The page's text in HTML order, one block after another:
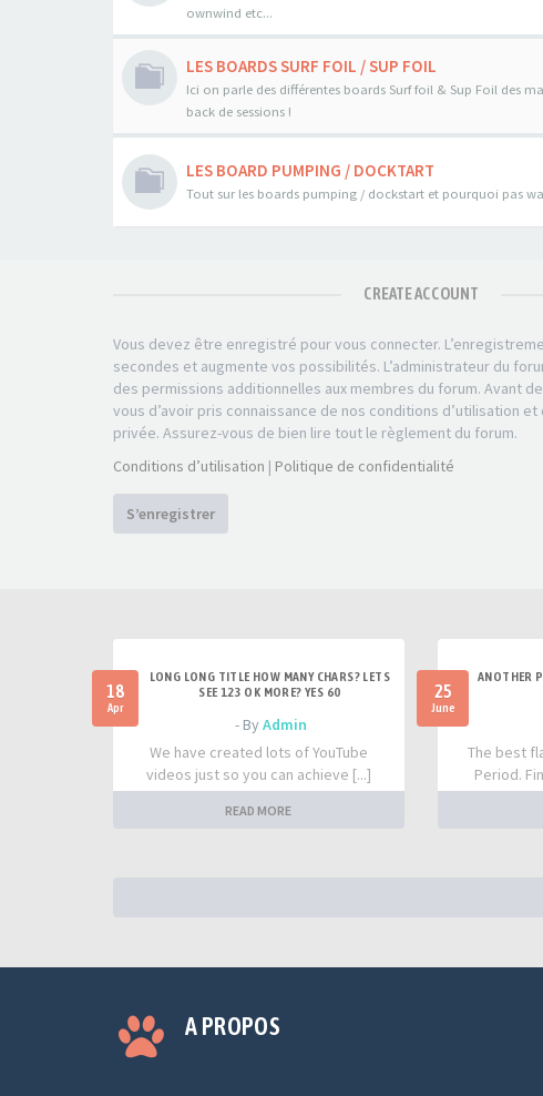
ownwind etc...
LES BOARDS SURF FOIL / SUP FOIL
Ici on parle des différentes boards Surf foil & Sup Foil des
back de sessions !
LES BOARD PUMPING / DOCKTART
Tout sur les boards pumping / dockstart et pourquoi pas
CREATE ACCOUNT
Vous devez être enregistré pour vous connecter.
secondes et augmente vos possibilités. L’administrateur du
des permissions additionnelles aux membres du forum. Avant
vous d’avoir pris connaissance de nos conditions d’utilisation
privée. Assurez-vous de bien lire tout le règlement du forum.
Conditions d’utilisation | Politique de confidentialité
S’enregistrer
18
Apr
LONG LONG TITLE HOW MANY CHARS? LETS
SEE 123 OK MORE? YES 60
- ByAdmin
We have created lots of YouTube
videos just so you can achieve [...]
READ MORE
25
June
ANOTHER
The best
Period.
A PROPOS